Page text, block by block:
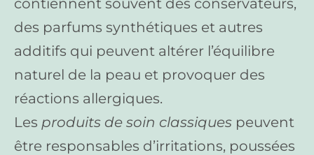
des parfums synthétiques et autres
additifs qui peuvent altérer l’équilibre
naturel de la peau et provoquer des
réactions allergiques.
Les produits de soin classiques peuvent
être responsables d’irritations, poussées